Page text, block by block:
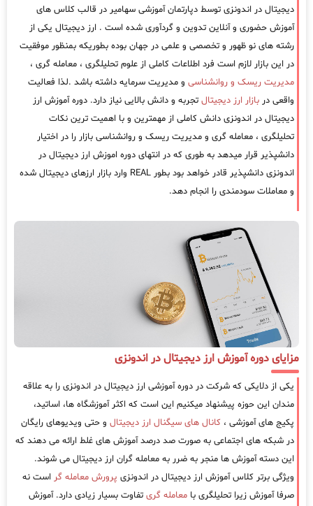
دیجیتال در اندونزی توسط دپارتمان آموزشی سهامیر در قالب کلاس های
آموزش حضوری و آنلاین تدوین و گردآوری شده است . ارز دیجیتال یکی از
رشته های نو ظهور و تخصصی و علمی در جهان بوده بطوریکه بمنظور موفقیت
در این بازار لازم است فرد اطلاعات کاملی از علوم تحلیلگری ، معامله گری ،
مدیریت ریسک و روانشناسی و مدیریت سرمایه داشته باشد .لذا فعالیت
واقعی در بازار ارز دیجیتال تجربه و دانش بالایی نیاز دارد. دوره آموزش ارز
دیجیتال در اندونزی دانش کاملی از مهمترین و با اهمیت ترین نکات
تحلیلگری ، معامله گری و مدیریت ریسک و روانشناسی بازار را در اختیار
دانشپذیر قرار میدهد به طوری که در انتهای دوره اموزش ارز دیجیتال در
اندونزی دانشپذیر قادر خواهد بود بطور REAL وارد بازار ارزهای دیجیتال شده
و معاملات سودمندی را انجام دهد.
مزایای دوره آموزش ارز دیجیتال در اندونزی
یکی از دلایکی که شرکت در دوره آموزشی ارز دیجیتال در اندونزی را به علاقه
مندان این حوزه پیشنهاد میکنیم این است که اکثر آموزشگاه ها، اساتید،
پکیج های آموزشی ، کانال های سیگنال ارز دیجیتال و حتی ویدیوهای رایگان
در شبکه های اجتماعی به صورت صد درصد آموزش های غلط ارائه می دهند که
این دسته آموزش ها منجر به ضرر به معامله گران ارز دیجیتال می شوند.
ویژگی برتر کلاس آموزش ارز دیجیتال در اندونزی پرورش معامله گر است نه
صرفا آموزش زیرا تحلیلگری با معامله گری تفاوت بسیار زیادی دارد. آموزش